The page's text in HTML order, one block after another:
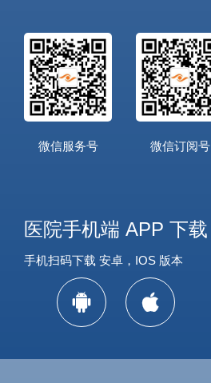
微信服务号 微信订阅号
医院手机端 APP 下载
手机扫码下载 安卓，IOS 版本